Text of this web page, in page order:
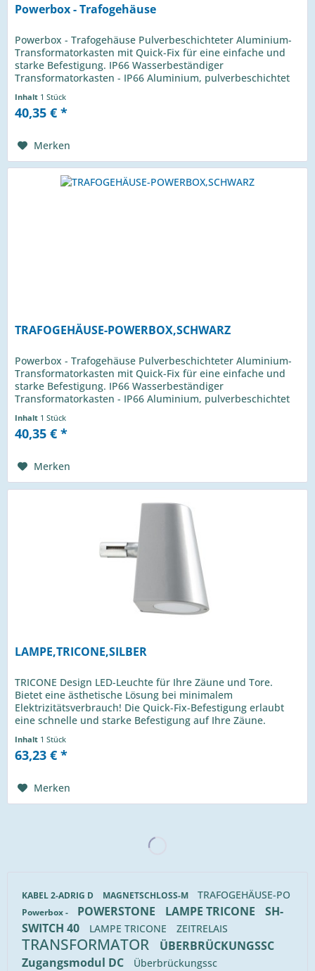
Powerbox - Trafogehäuse
Powerbox - Trafogehäuse Pulverbeschichteter Aluminium-
Transformatorkasten mit Quick-Fix für eine einfache und
starke Befestigung. IP66 Wasserbeständiger
Transformatorkasten - IP66 Aluminium, pulverbeschichtet
Inhalt 1 Stück
40,35 € *
Merken
TRAFOGEHÄUSE-POWERBOX,SCHWARZ
Powerbox - Trafogehäuse Pulverbeschichteter Aluminium-
Transformatorkasten mit Quick-Fix für eine einfache und
starke Befestigung. IP66 Wasserbeständiger
Transformatorkasten - IP66 Aluminium, pulverbeschichtet
Inhalt 1 Stück
40,35 € *
Merken
LAMPE,TRICONE,SILBER
TRICONE Design LED-Leuchte für Ihre Zäune und Tore.
Bietet eine ästhetische Lösung bei minimalem
Elektrizitätsverbrauch! Die Quick-Fix-Befestigung erlaubt
eine schnelle und starke Befestigung auf Ihre Zäune.
Inhalt 1 Stück
63,23 € *
Merken
KABEL 2-ADRIG D MAGNETSCHLOSS-M TRAFOGEHÄUSE-PO
Powerbox - POWERSTONE LAMPE TRICONE
SH-
SWITCH 40
LAMPE TRICONE ZEITRELAIS
TRANSFORMATOR
ÜBERBRÜCKUNGSSC
Zugangsmodul DC
Überbrückungssc